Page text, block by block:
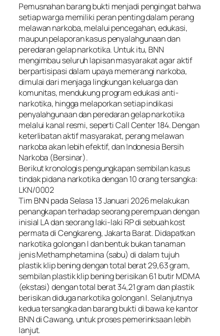
Pemusnahan barang bukti menjadi pengingat bahwa
setiap warga memiliki peran penting dalam perang
melawan narkoba, melalui pencegahan, edukasi,
maupun pelaporan kasus penyalahgunaan dan
peredaran gelap narkotika. Untuk itu, BNN
mengimbau seluruh lapisan masyarakat agar aktif
berpartisipasi dalam upaya memerangi narkoba,
dimulai dari menjaga lingkungan keluarga dan
komunitas, mendukung program edukasi anti-
narkotika, hingga melaporkan setiap indikasi
penyalahgunaan dan peredaran gelap narkotika
melalui kanal resmi, seperti Call Center 184. Dengan
keterlibatan aktif masyarakat, perang melawan
narkoba akan lebih efektif, dan Indonesia Bersih
Narkoba (Bersinar).
Berikut kronologis pengungkapan sembilan kasus
tindak pidana narkotika dengan 10 orang tersangka:
LKN/0002
Tim BNN pada Selasa 13 Januari 2026 melakukan
penangkapan terhadap seorang perempuan dengan
inisial LA dan seorang laki-laki RP di sebuah kost
permata di Cengkareng, Jakarta Barat. Didapatkan
narkotika golongan I dan bentuk bukan tanaman
jenis Methamphetamina (sabu) di dalam tujuh
plastik klip bening dengan total berat 29,63 gram,
sembilan plastik klip bening berisikan 61 butir MDMA
(ekstasi) dengan total berat 34,21 gram dan plastik
berisikan diduga narkotika golongan I. Selanjutnya
kedua tersangka dan barang bukti di bawa ke kantor
BNN di Cawang, untuk proses pemerinksaan lebih
lanjut.